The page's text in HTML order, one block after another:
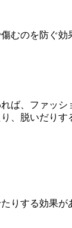
のを防ぐ
ば、ファッシ
、脱いだり
りする効果が